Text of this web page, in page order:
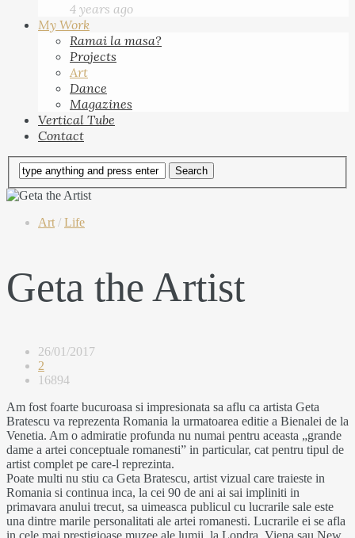
4 years ago
My Work
Ramai la masa?
Projects
Art
Dance
Magazines
Vertical Tube
Contact
Art / Life
Geta the Artist
26/01/2017
2
16894
Am fost foarte bucuroasa si impresionata sa aflu ca artista Geta
Bratescu va reprezenta Romania la urmatoarea editie a Bienalei de la
Venetia. Am o admiratie profunda nu numai pentru aceasta „grande
dame a artei conceptuale romanesti” in particular, cat pentru tipul de
artist complet pe care-l reprezinta.
Poate multi nu stiu ca Geta Bratescu, artist vizual care traieste in
Romania si continua inca, la cei 90 de ani ai sai impliniti in
primavara anului trecut, sa uimeasca publicul cu lucrarile sale este
una dintre marile personalitati ale artei romanesti. Lucrarile ei se afla
in cele mai prestigioase muzee ale lumii, la Londra, Viena sau New